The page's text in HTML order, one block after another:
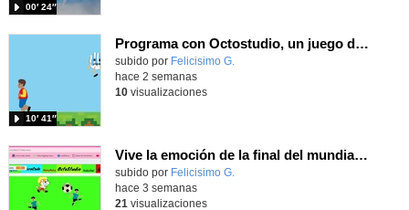
00′ 24″
Programa con Octostudio, un juego de 4 personajes ganando la copa del mundo saltando y esquivando rivales.
Contenido educativo.
subido por Felicisimo G.
10′ 41″
hace 2 semanas
10visualizaciones
Vive la emoción de la final del mundial programando con Scratch, un juego de toques y esquivar contrarios
Contenido educativo.
subido por Felicisimo G.
hace 3 semanas
21 visualizaciones